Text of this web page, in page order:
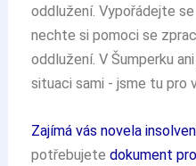
oddlužení. Vypořádejte
nechte si pomoci se
oddlužení. V Šumperku
situaci sami - jsme tu pro
Zajímá vás novela
potřebujetedokument